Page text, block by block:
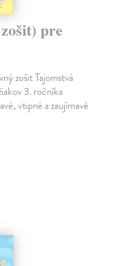
pre
zošit Tajomstvá
3. ročníka
vtipné a zaujímavé